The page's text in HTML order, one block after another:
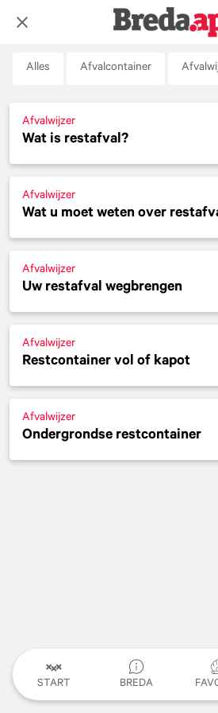
Alles Afvalcontainer
Afvalwijzer
Wat is restafval?
Afvalwijzer
Wat u moet weten over
Afvalwijzer
Uw restafval wegbrengen
Afvalwijzer
Restcontainer vol of kapot
Afvalwijzer
Ondergrondse restcontainer
START BREDA